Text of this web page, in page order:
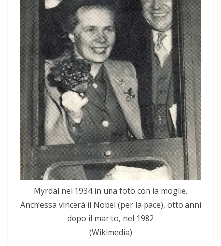
Myrdal nel 1934 in una foto con la moglie.
Anch’essa vincerà il Nobel (per la pace), otto anni
dopo il marito, nel 1982
(Wikimedia)